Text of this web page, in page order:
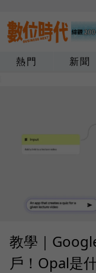
熱門 新聞
教學｜
戶！Opal是